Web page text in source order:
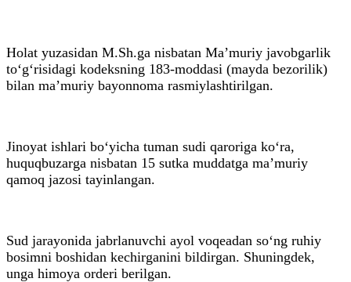
Holat yuzasidan M.Sh.ga nisbatan Ma’muriy javobgarlik
to‘g‘risidagi kodeksning 183-moddasi (mayda bezorilik)
bilan ma’muriy bayonnoma rasmiylashtirilgan.
Jinoyat ishlari bo‘yicha tuman sudi qaroriga ko‘ra,
huquqbuzarga nisbatan 15 sutka muddatga ma’muriy
qamoq jazosi tayinlangan.
Sud jarayonida jabrlanuvchi ayol voqeadan so‘ng ruhiy
bosimni boshidan kechirganini bildirgan. Shuningdek,
unga himoya orderi berilgan.